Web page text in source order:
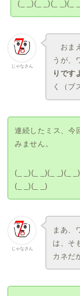
(_ _)(_ _)(_ _)(_
じゃなさん
おま
うが、
りです
く（ブ
連続したミス、今
みません。
(_ _)(_ _)(_ _)(_
(_ _)(_ _)
じゃなさん
まあ、
は、そ
カネだ